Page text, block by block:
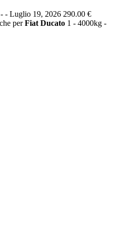
- - Luglio 19, 2026 290.00 €
perFiat Ducato 1 - 4000kg -